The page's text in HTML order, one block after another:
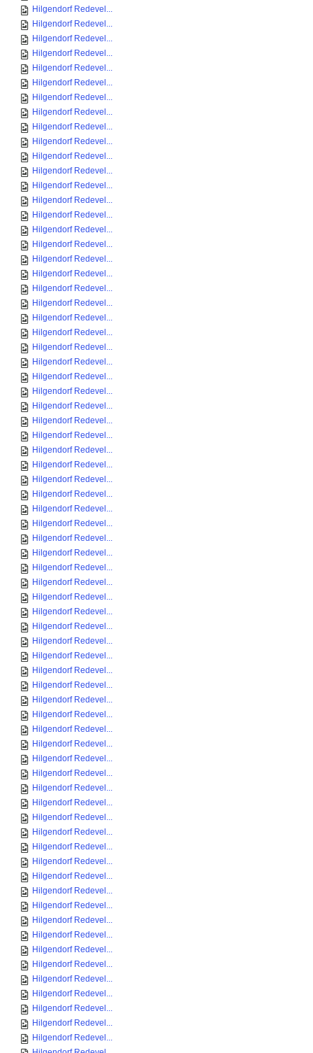
Hilgendorf Redevel...
Hilgendorf Redevel...
Hilgendorf Redevel...
Hilgendorf Redevel...
Hilgendorf Redevel...
Hilgendorf Redevel...
Hilgendorf Redevel...
Hilgendorf Redevel...
Hilgendorf Redevel...
Hilgendorf Redevel...
Hilgendorf Redevel...
Hilgendorf Redevel...
Hilgendorf Redevel...
Hilgendorf Redevel...
Hilgendorf Redevel...
Hilgendorf Redevel...
Hilgendorf Redevel...
Hilgendorf Redevel...
Hilgendorf Redevel...
Hilgendorf Redevel...
Hilgendorf Redevel...
Hilgendorf Redevel...
Hilgendorf Redevel...
Hilgendorf Redevel...
Hilgendorf Redevel...
Hilgendorf Redevel...
Hilgendorf Redevel...
Hilgendorf Redevel...
Hilgendorf Redevel...
Hilgendorf Redevel...
Hilgendorf Redevel...
Hilgendorf Redevel...
Hilgendorf Redevel...
Hilgendorf Redevel...
Hilgendorf Redevel...
Hilgendorf Redevel...
Hilgendorf Redevel...
Hilgendorf Redevel...
Hilgendorf Redevel...
Hilgendorf Redevel...
Hilgendorf Redevel...
Hilgendorf Redevel...
Hilgendorf Redevel...
Hilgendorf Redevel...
Hilgendorf Redevel...
Hilgendorf Redevel...
Hilgendorf Redevel...
Hilgendorf Redevel...
Hilgendorf Redevel...
Hilgendorf Redevel...
Hilgendorf Redevel...
Hilgendorf Redevel...
Hilgendorf Redevel...
Hilgendorf Redevel...
Hilgendorf Redevel...
Hilgendorf Redevel...
Hilgendorf Redevel...
Hilgendorf Redevel...
Hilgendorf Redevel...
Hilgendorf Redevel...
Hilgendorf Redevel...
Hilgendorf Redevel...
Hilgendorf Redevel...
Hilgendorf Redevel...
Hilgendorf Redevel...
Hilgendorf Redevel...
Hilgendorf Redevel...
Hilgendorf Redevel...
Hilgendorf Redevel...
Hilgendorf Redevel...
Hilgendorf Redevel...